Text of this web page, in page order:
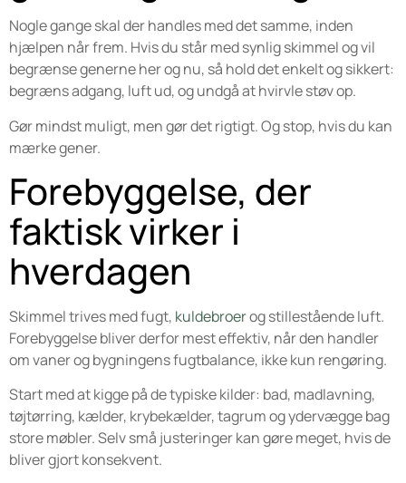
Nogle gange skal der handles med det samme, inden
hjælpen når frem. Hvis du står med synlig skimmel og vil
begrænse generne her og nu, så hold det enkelt og sikkert:
begræns adgang, luft ud, og undgå at hvirvle støv op.
Gør mindst muligt, men gør det rigtigt. Og stop, hvis du kan
mærke gener.
Forebyggelse, der
faktisk virker i
hverdagen
Skimmel trives med fugt, kuldebroerog stillestående luft.
Forebyggelse bliver derfor mest effektiv, når den handler
om vaner og bygningens fugtbalance, ikke kun rengøring.
Start med at kigge på de typiske kilder: bad, madlavning,
tøjtørring, kælder, krybekælder, tagrum og ydervægge bag
store møbler. Selv små justeringer kan gøre meget, hvis de
bliver gjort konsekvent.